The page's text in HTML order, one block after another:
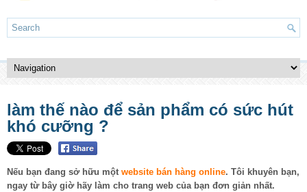
làm thế nào để sản phẩm có sức hút
khó cưỡng ?
Nếu bạn đang sở hữu một website bán hàng online. Tôi khuyên bạn,
ngay từ bây giờ hãy làm cho trang web của bạn đơn giản nhất.